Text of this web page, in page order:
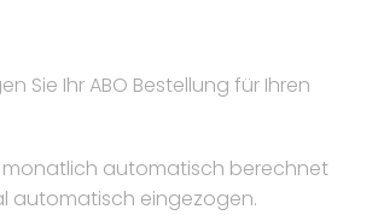
Sie Ihr ABO Bestellung für Ihren
monatlich automatisch berechnet
automatisch eingezogen.